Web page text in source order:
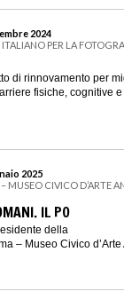
2024
ITALIANO PER LA
di rinnovamento per
fisiche, cognitive
2025
MUSEO CIVICO D’ARTE
IL PO
della
– Museo Civico d’Arte